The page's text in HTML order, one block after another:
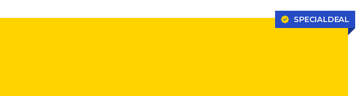
SPECIALDEAL